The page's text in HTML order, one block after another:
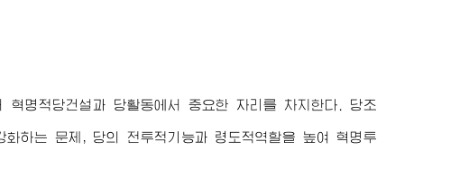
혁명적당건설과 당활동에서 중요한 자리를 차지한다. 당조
하는 문제, 당의 전투적기능과 령도적역할을 높여 혁명투